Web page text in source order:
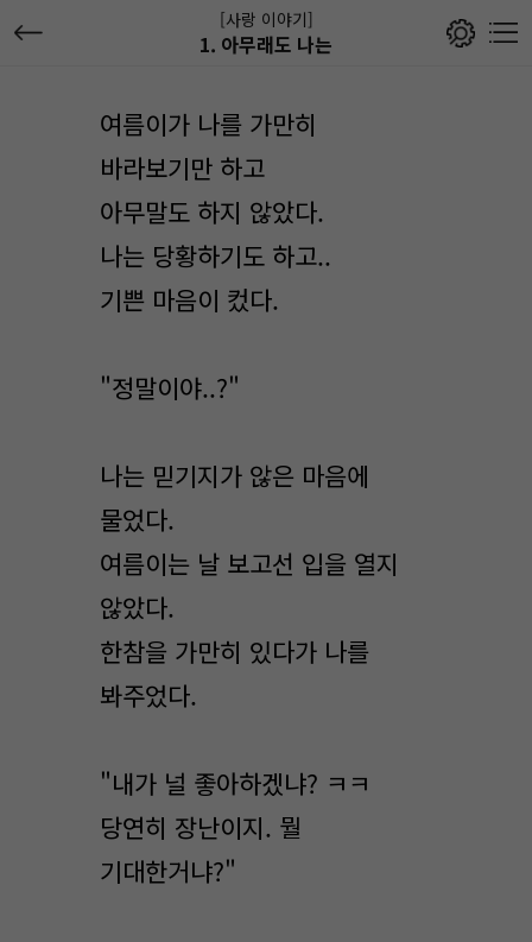
[사랑 이야기]
1. 아무래도 나는
여름이가 나를 가만히
바라보기만 하고
아무말도 하지 않았다.
나는 당황하기도 하고..
기쁜 마음이 컸다.
"정말이야..?"
나는 믿기지가 않은 마음에
물었다.
여름이는 날 보고선 입을 열지
않았다.
한참을 가만히 있다가 나를
봐주었다.
"내가 널 좋아하겠냐? ㅋㅋ
당연히 장난이지. 뭘
기대한거냐?"